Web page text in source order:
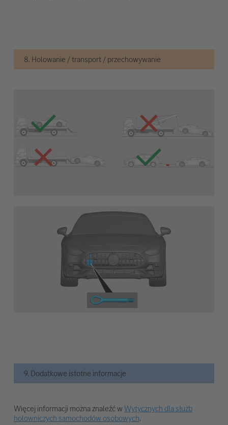
8. Holowanie / transport / przechowywanie
9. Dodatkowe istotne informacje
Więcej informacji można znaleźć wWytycznych dla służb
holowniczych samochodów osobowych.